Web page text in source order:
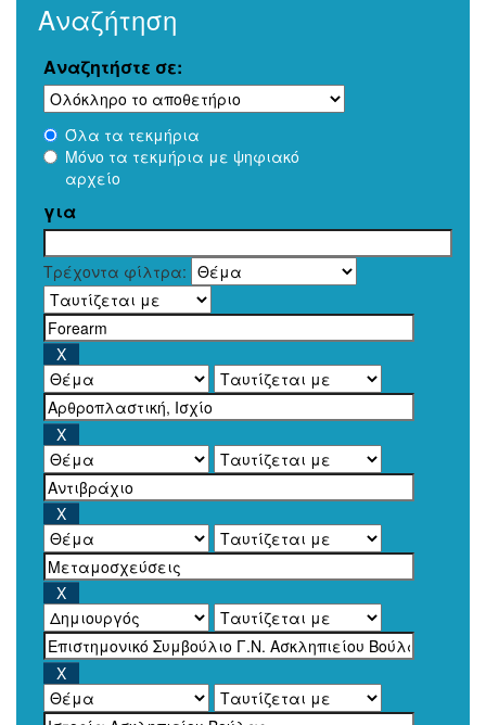
Αναζήτηση
Αναζητήστε σε:
Όλα τα τεκμήρια
Μόνο τα τεκμήρια με ψηφιακό
αρχείο
για
Τρέχοντα φίλτρα: